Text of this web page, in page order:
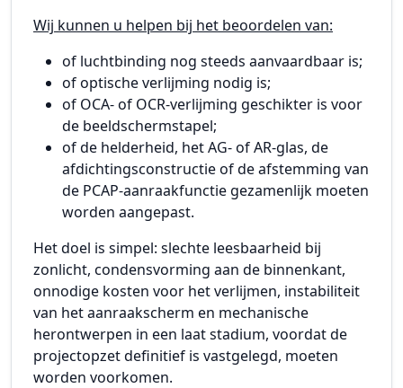
Wij kunnen u helpen bij het beoordelen van:
of luchtbinding nog steeds aanvaardbaar is;
of optische verlijming nodig is;
of OCA- of OCR-verlijming geschikter is voor
de beeldschermstapel;
of de helderheid, het AG- of AR-glas, de
afdichtingsconstructie of de afstemming van
de PCAP-aanraakfunctie gezamenlijk moeten
worden aangepast.
Het doel is simpel: slechte leesbaarheid bij
zonlicht, condensvorming aan de binnenkant,
onnodige kosten voor het verlijmen, instabiliteit
van het aanraakscherm en mechanische
herontwerpen in een laat stadium, voordat de
projectopzet definitief is vastgelegd, moeten
worden voorkomen.